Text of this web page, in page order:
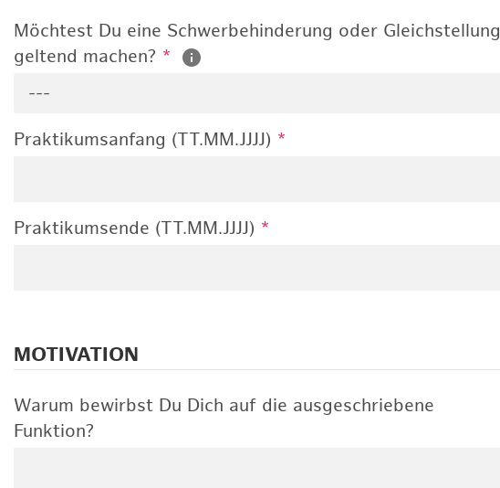
Möchtest Du eine Schwerbehinderung oder Gleichstellung
geltend machen? *
---
Praktikumsanfang (TT.MM.JJJJ) *
Praktikumsende (TT.MM.JJJJ) *
MOTIVATION
Warum bewirbst Du Dich auf die ausgeschriebene
Funktion?